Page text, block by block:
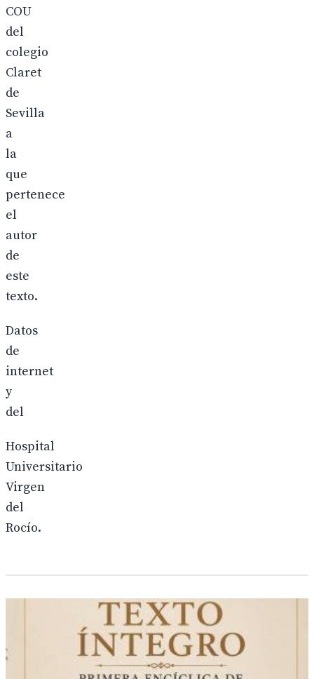
COU
del
colegio
Claret
de
Sevilla
a
la
que
pertenece
el
autor
de
este
texto.
Datos
de
internet
y
del
Hospital
Universitario
Virgen
del
Rocío.